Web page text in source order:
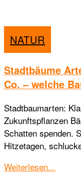
NATUR
Stadtbäume
Co. – welche
Stadtbaumarten:
Zukunftspflanzen
Schatten spenden.
Hitzetagen,
Weiterlesen...